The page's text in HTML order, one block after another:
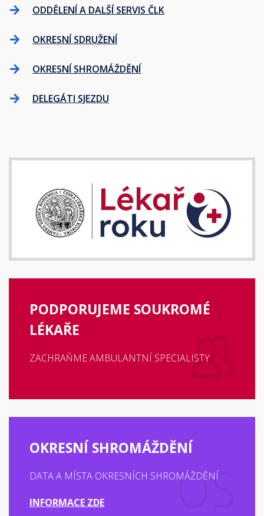
ODDĚLENÍ A DALŠÍ SERVIS ČLK
OKRESNÍ SDRUŽENÍ
OKRESNÍ SHROMÁŽDĚNÍ
DELEGÁTI SJEZDU
PODPORUJEME SOUKROMÉ
LÉKAŘE
ZACHRAŇME AMBULANTNÍ SPECIALISTY
OKRESNÍ SHROMÁŽDĚNÍ
DATA A MÍSTA OKRESNÍCH SHROMÁŽDĚNÍ
INFORMACE ZDE